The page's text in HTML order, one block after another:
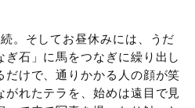
。そしてお昼休みには、うだ
石」に馬をつなぎに繰り出し
だけで、通りかかる人の顔が笑
がれたテラを、始めは遠目で見